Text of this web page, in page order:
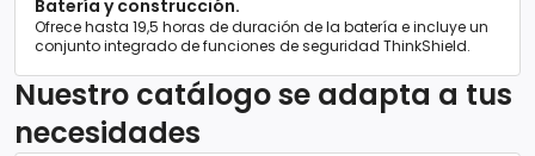
Batería y construcción.
Ofrece hasta 19,5 horas de duración de la batería e incluye un
conjunto integrado de funciones de seguridad ThinkShield.
Nuestro catálogo se adapta a tus
necesidades